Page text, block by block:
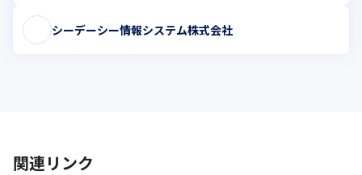
シーデーシー情報システム株式会社
関連リンク